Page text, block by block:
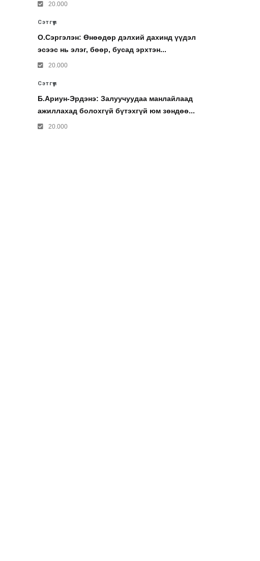
20.000
Сэтгүүл
О.Сэргэлэн: Өнөөдөр дэлхий дахинд үүдэл
эсээс нь элэг, бөөр, бусад эрхтэн...
20.000
Сэтгүүл
Б.Ариун-Эрдэнэ: Залуучуудаа манлайлаад
ажиллахад болохгүй бүтэхгүй юм зөндөө...
20.000